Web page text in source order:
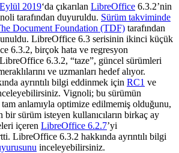
2019‘da çıkarılan LibreOffice 6.3.2’nin
tarafından duyuruldu. Sürüm takviminde
Document Foundation (TDF) tarafından
LibreOffice 6.3 serisinin ikinci küçük
6.3.2, birçok hata ve regresyon
6.3.2, “taze”, güncel sürümleri
ve uzmanları hedef alıyor.
ayrıntılı bilgi eddinmek için RC1 ve
Vignoli; bu sürümün
anlamıyla optimize edilmemiş olduğunu,
bir sürüm isteyen kullanıcıların birkaç ay
içeren LibreOffice 6.2.7’yi
LibreOffice 6.3.2 hakkında ayrıntılı bilgi
inceleyebilirsiniz.